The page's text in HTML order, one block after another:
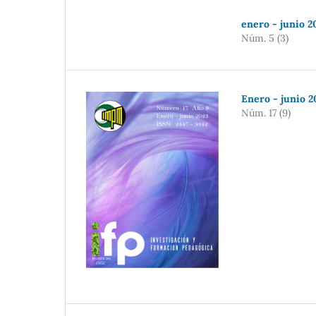
enero - junio
Núm. 5 (3)
Enero - junio
Núm. 17 (9)